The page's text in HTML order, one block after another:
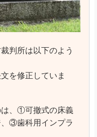
判所は以下のよう
を修正していま
は、①可撤式の床義
③歯科用インプラ